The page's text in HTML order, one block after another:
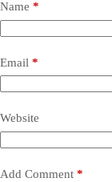
Name *
Email *
Website
Add Comment *